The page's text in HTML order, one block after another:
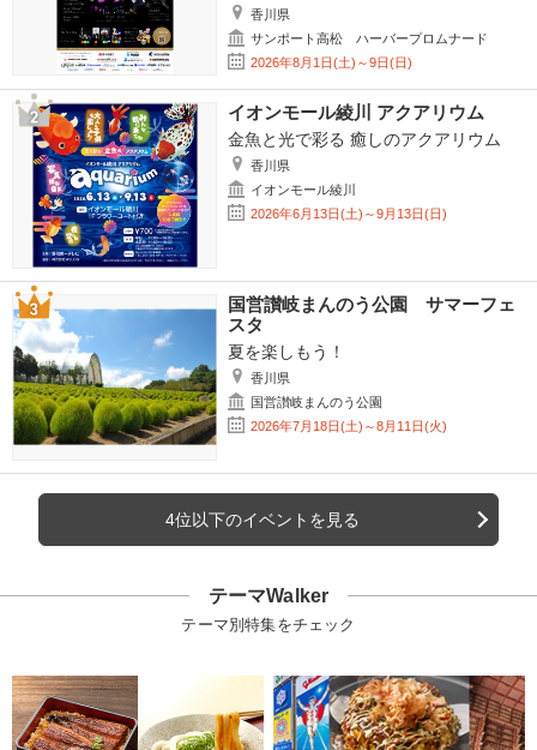
香川県
サンポート高松 ハーバープロムナード
2026年8月1日(土)～9日(日)
イオンモール綾川 アクアリウム
金魚と光で彩る 癒しのアクアリウム
香川県
イオンモール綾川
2026年6月13日(土)～9月13日(日)
国営讃岐まんのう公園 サマーフェ
スタ
夏を楽しもう！
香川県
国営讃岐まんのう公園
2026年7月18日(土)～8月11日(火)
4位以下のイベントを見る
テーマWalker
テーマ別特集をチェック